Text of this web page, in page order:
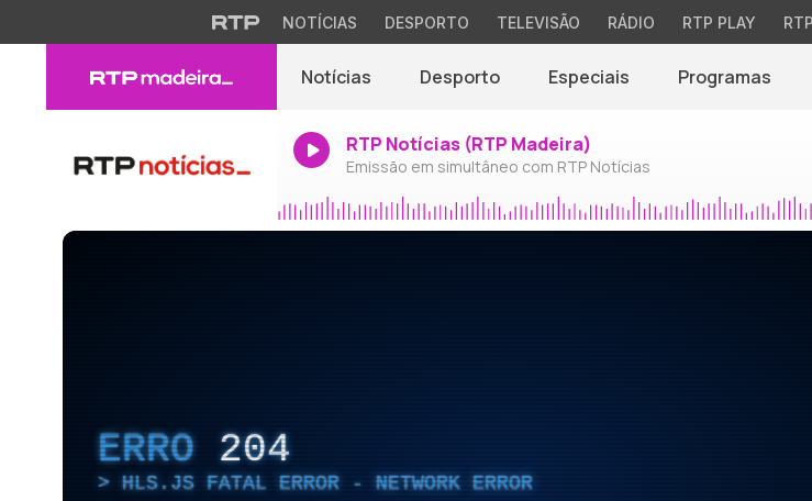
NOTÍCIAS DESPORTO TELEVISÃO RÁDIO RTP PLAY
Notícias Desporto Especiais Programas
RTP Notícias (RTP Madeira)
Emissão em simultâneo com RTP Notícias
ERRO 204
HLS.JS FATAL ERROR - NETWORK ERROR